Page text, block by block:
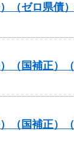
（ゼロ県
（国補正
（国補正